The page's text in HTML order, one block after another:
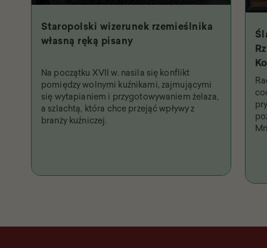
Staropolski wizerunek rzemieślnika
własną ręką pisany
Na początku XVII w. nasila się konflikt
pomiędzy wolnymi kuźnikami, zajmującymi
się wytapianiem i przygotowywaniem żelaza,
a szlachtą, która chce przejąć wpływy z
branży kuźniczej.